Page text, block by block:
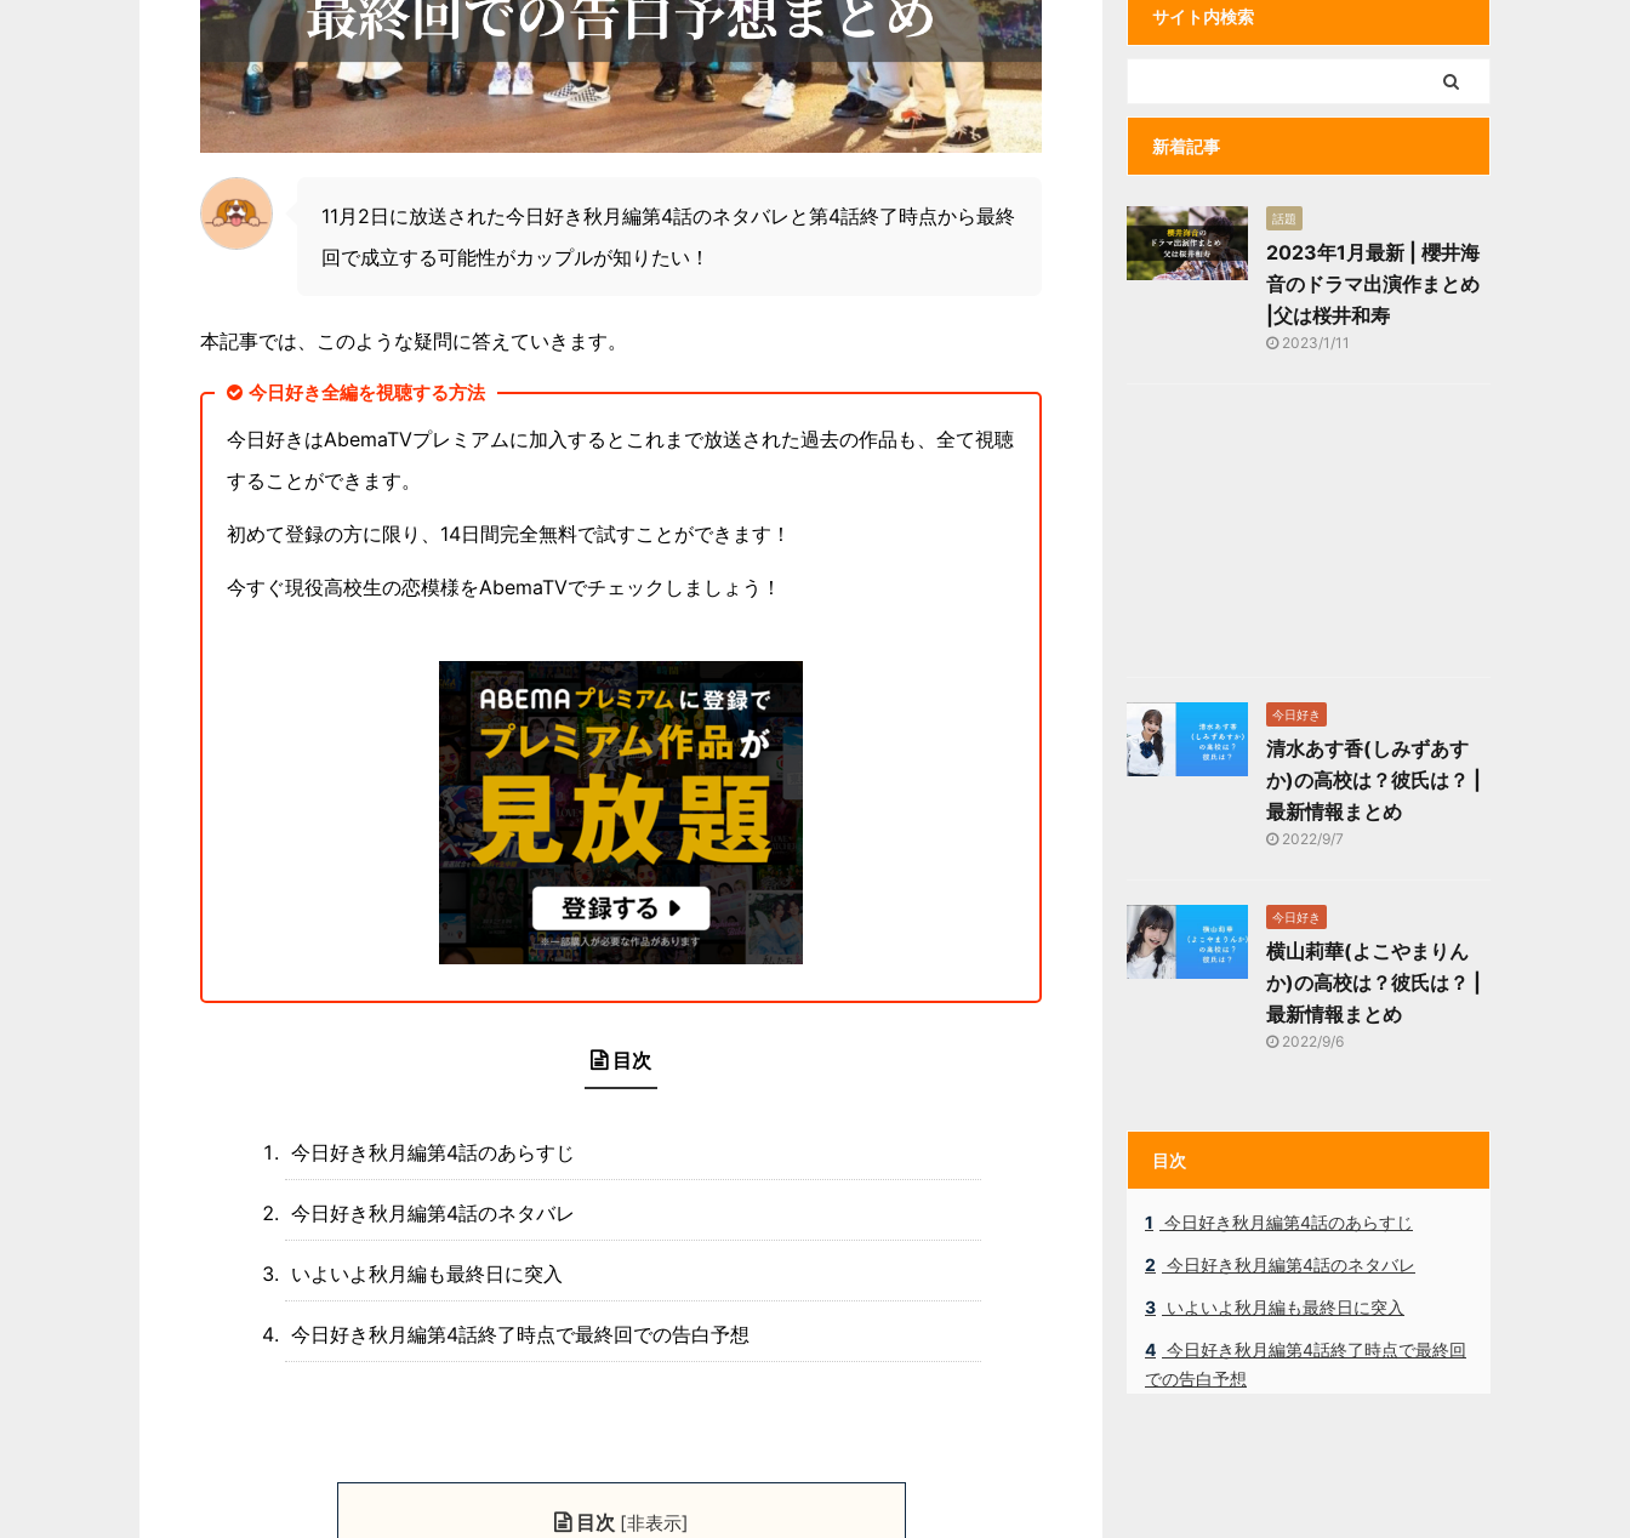
11月2日に放送された今日好き秋月編第4話のネタバレと第4話終了時点から最終
回で成立する可能性がカップルが知りたい！
本記事では、このような疑問に答えていきます。
今日好き全編を視聴する方法
今日好きはAbemaTVプレミアムに加入するとこれまで放送された過去の作品も、全て視聴
することができます。
初めて登録の方に限り、14日間完全無料で試すことができます！
今すぐ現役高校生の恋模様をAbemaTVでチェックしましょう！
目次
今日好き秋月編第4話のあらすじ
今日好き秋月編第4話のネタバレ
いよいよ秋月編も最終日に突入
今日好き秋月編第4話終了時点で最終回での告白予想
目次 [非表示]
サイト内検索
新着記事
話題
2023年1月最新 | 櫻井海
音のドラマ出演作まとめ
|父は桜井和寿
2023/1/11
今日好き
清水あす香(しみずあす
か)の高校は？彼氏は？ |
最新情報まとめ
2022/9/7
今日好き
横山莉華(よこやまりん
か)の高校は？彼氏は？ |
最新情報まとめ
2022/9/6
目次
1 今日好き秋月編第4話のあらすじ
2 今日好き秋月編第4話のネタバレ
3 いよいよ秋月編も最終日に突入
4 今日好き秋月編第4話終了時点で最終回
での告白予想